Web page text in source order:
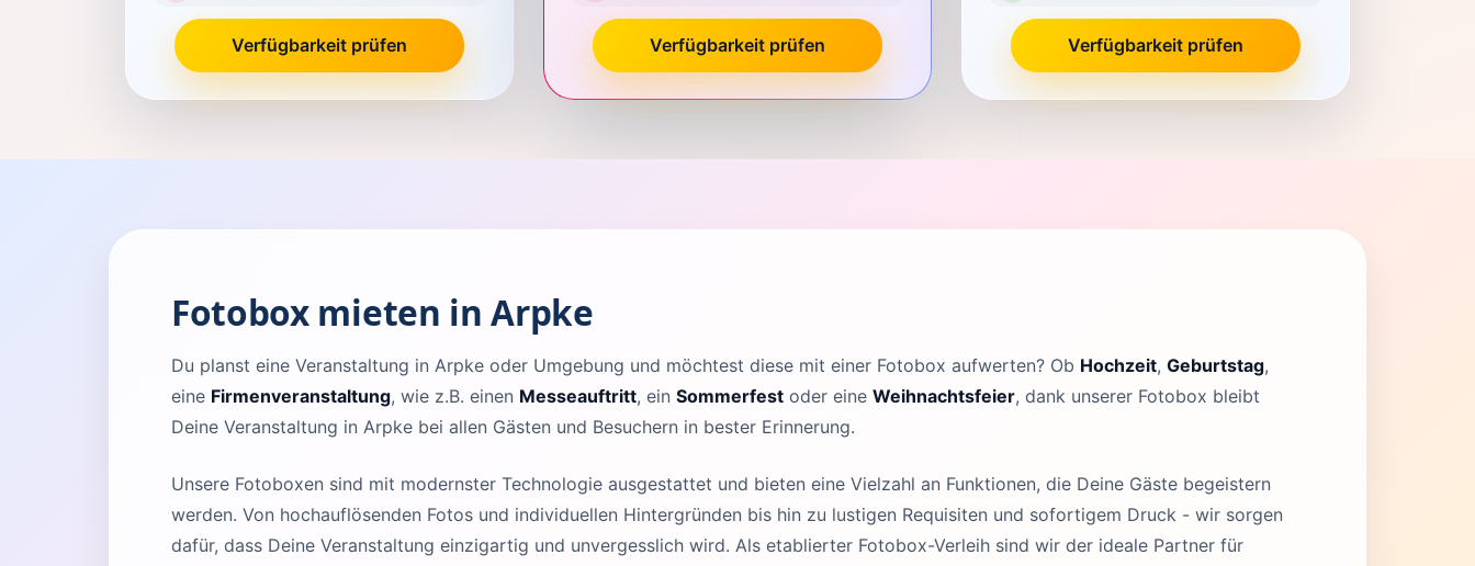
Verfügbarkeit prüfen Verfügbarkeit prüfen Verfügbarkeit prüfen
Fotobox mieten in Arpke
Du planst eine Veranstaltung in Arpke oder Umgebung und möchtest diese mit einer Fotobox aufwerten? Ob Hochzeit, Geburtstag,
eine Firmenveranstaltung, wie z.B. einen Messeauftritt, ein Sommerfest oder eine Weihnachtsfeier, dank unserer Fotobox bleibt
Deine Veranstaltung in Arpke bei allen Gästen und Besuchern in bester Erinnerung.
Unsere Fotoboxen sind mit modernster Technologie ausgestattet und bieten eine Vielzahl an Funktionen, die Deine Gäste begeistern
werden. Von hochauflösenden Fotos und individuellen Hintergründen bis hin zu lustigen Requisiten und sofortigem Druck - wir sorgen
dafür, dass Deine Veranstaltung einzigartig und unvergesslich wird. Als etablierter Fotobox-Verleih sind wir der ideale Partner für